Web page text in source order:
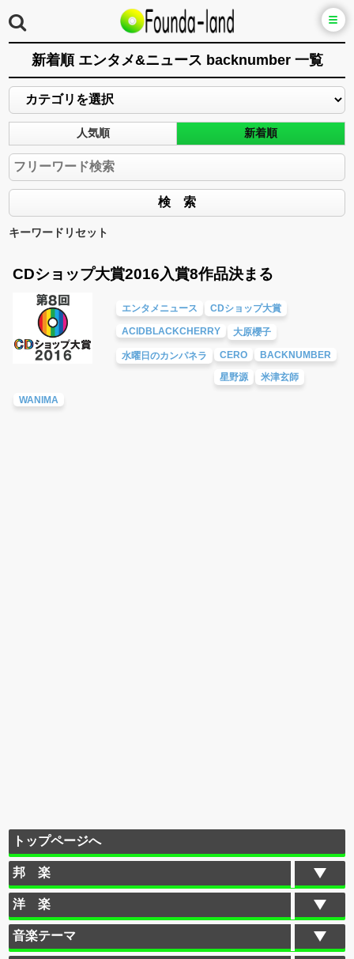
新着順 エンタメ&ニュース backnumber 一覧
人気順 新着順
キーワードリセット
CDショップ大賞2016入賞8作品決まる
エンタメニュース CDショップ大賞
ACIDBLACKCHERRY 大原櫻子
水曜日のカンパネラ CERO
BACKNUMBER
星野源
米津玄師
WANIMA
トップページへ
邦 楽
洋 楽
音楽テーマ